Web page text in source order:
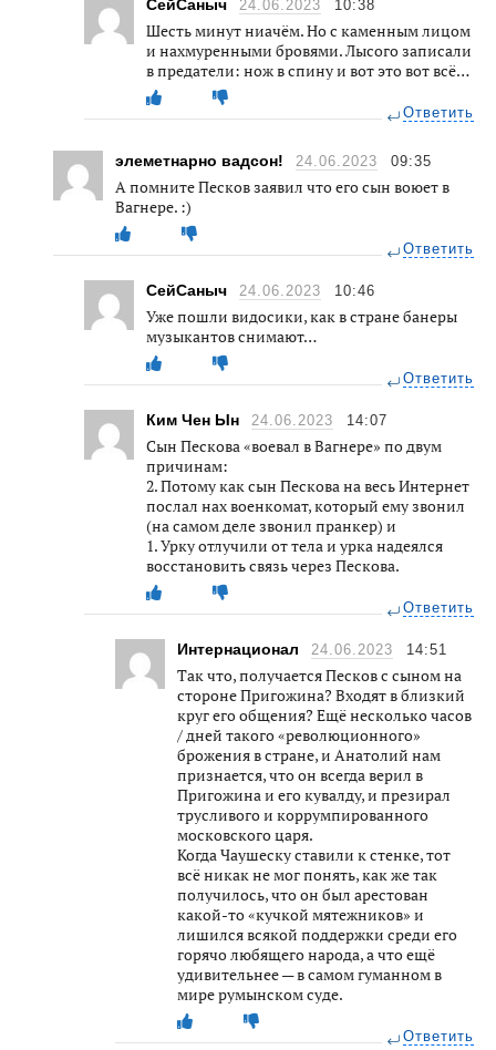
СейСаныч 24.06.2023 10:38
Шесть минут ниачём. Но с каменным лицом
и нахмуренными бровями. Лысого записали
в предатели: нож в спину и вот это вот всё…
Ответить
элеметнарно вадсон! 24.06.2023 09:35
А помните Песков заявил что его сын воюет в
Вагнере. :)
Ответить
СейСаныч 24.06.2023 10:46
Уже пошли видосики, как в стране банеры
музыкантов снимают…
Ответить
Ким Чен Ын 24.06.2023 14:07
Сын Пескова «воевал в Вагнере» по двум
причинам:
2. Потому как сын Пескова на весь Интернет
послал нах военкомат, который ему звонил
(на самом деле звонил пранкер) и
1. Урку отлучили от тела и урка надеялся
восстановить связь через Пескова.
Ответить
Интернационал 24.06.2023 14:51
Так что, получается Песков с сыном на
стороне Пригожина? Входят в близкий
круг его общения? Ещё несколько часов
/ дней такого «революционного»
брожения в стране, и Анатолий нам
признается, что он всегда верил в
Пригожина и его кувалду, и презирал
трусливого и коррумпированного
московского царя.
Когда Чаушеску ставили к стенке, тот
всё никак не мог понять, как же так
получилось, что он был арестован
какой-то «кучкой мятежников» и
лишился всякой поддержки среди его
горячо любящего народа, а что ещё
удивительнее — в самом гуманном в
мире румынском суде.
Ответить